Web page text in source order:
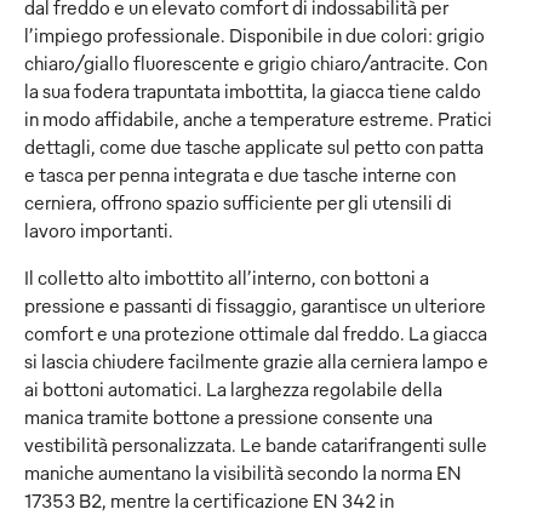
dal freddo e un elevato comfort di indossabilità per
l’impiego professionale. Disponibile in due colori: grigio
chiaro/giallo fluorescente e grigio chiaro/antracite. Con
la sua fodera trapuntata imbottita, la giacca tiene caldo
in modo affidabile, anche a temperature estreme. Pratici
dettagli, come due tasche applicate sul petto con patta
e tasca per penna integrata e due tasche interne con
cerniera, offrono spazio sufficiente per gli utensili di
lavoro importanti.
Il colletto alto imbottito all’interno, con bottoni a
pressione e passanti di fissaggio, garantisce un ulteriore
comfort e una protezione ottimale dal freddo. La giacca
si lascia chiudere facilmente grazie alla cerniera lampo e
ai bottoni automatici. La larghezza regolabile della
manica tramite bottone a pressione consente una
vestibilità personalizzata. Le bande catarifrangenti sulle
maniche aumentano la visibilità secondo la norma EN
17353 B2, mentre la certificazione EN 342 in